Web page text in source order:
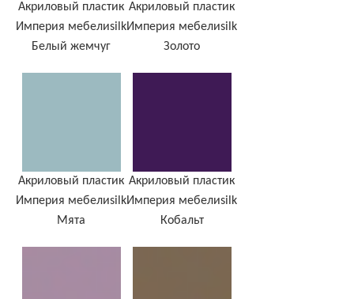
Акриловый пластик
Империя мебелиsilk
Белый жемчуг
Акриловый пластик
Империя мебелиsilk
Золото
Акриловый пластик
Империя мебелиsilk
Мята
Акриловый пластик
Империя мебелиsilk
Кобальт